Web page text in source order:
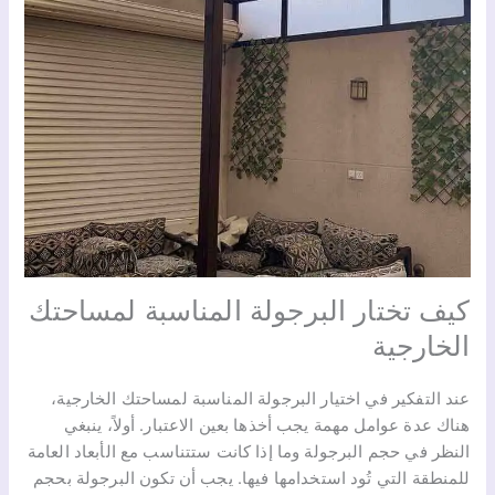
كيف تختار البرجولة المناسبة لمساحتك
الخارجية
عند التفكير في اختيار البرجولة المناسبة لمساحتك الخارجية،
هناك عدة عوامل مهمة يجب أخذها بعين الاعتبار. أولاً، ينبغي
النظر في حجم البرجولة وما إذا كانت ستتناسب مع الأبعاد العامة
للمنطقة التي تُود استخدامها فيها. يجب أن تكون البرجولة بحجم